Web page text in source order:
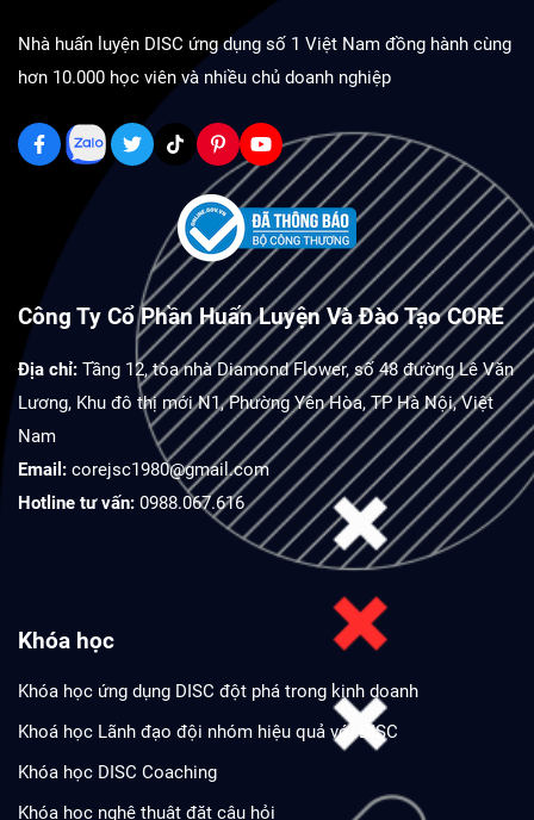
Nhà huấn luyện DISC ứng dụng số 1 Việt Nam đồng hành cùng
hơn 10.000 học viên và nhiều chủ doanh nghiệp
Công Ty Cổ Phần Huấn Luyện Và Đào Tạo CORE
Địa chỉ: Tầng 12, tòa nhà Diamond Flower, số 48 đường Lê Văn
Lương, Khu đô thị mới N1, Phường Yên Hòa, TP Hà Nội, Việt
Nam
Email: corejsc1980@gmail.com
Hotline tư vấn: 0988.067.616
Khóa học
Khóa học ứng dụng DISC đột phá trong kinh doanh
Khoá học Lãnh đạo đội nhóm hiệu quả với DISC
Khóa học DISC Coaching
Khóa học nghệ thuật đặt câu hỏi